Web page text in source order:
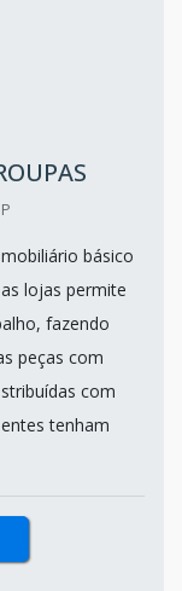
básico
lojas permite
fazendo
peças com
com
tenham